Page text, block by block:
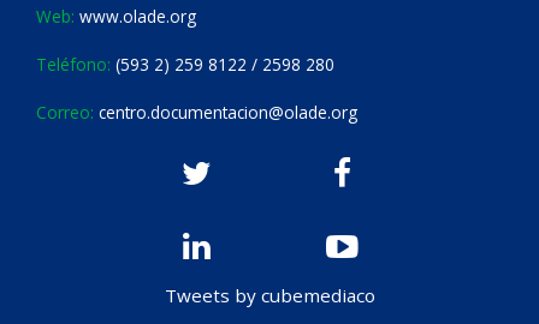
Web: www.olade.org
Teléfono: (593 2) 259 8122 / 2598 280
Correo: centro.documentacion@olade.org
Tweets by cubemediaco